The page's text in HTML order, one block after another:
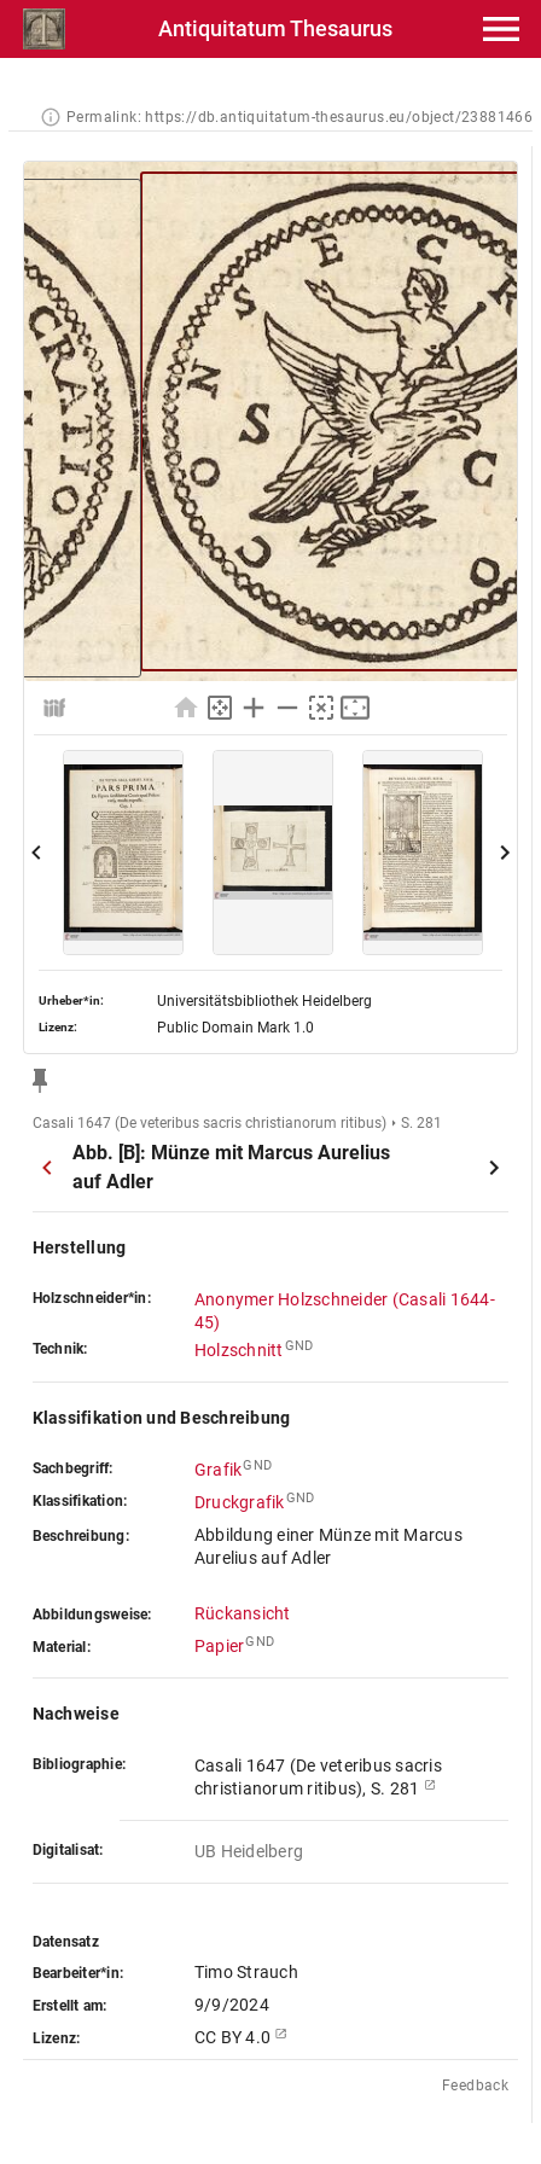
Antiquitatum Thesaurus
Permalink: https://db.antiquitatum-thesaurus.eu/object/23881466
Urheber*in: Universitätsbibliothek Heidelberg
Lizenz: Public Domain Mark 1.0
Casali 1647 (De veteribus sacris christianorum ritibus) S. 281
Abb. [B]: Münze mit Marcus Aurelius
auf Adler
Herstellung
Holzschneider*in:
Anonymer Holzschneider (Casali 1644-
45)
Technik: Holzschnitt GND
Klassifikation und Beschreibung
Sachbegriff: GrafikGND
Klassifikation: DruckgrafikGND
Beschreibung:
Abbildung einer Münze mit Marcus
Aurelius auf Adler
Abbildungsweise: Rückansicht
Material: PapierGND
Nachweise
Bibliographie:
Casali 1647 (De veteribus sacris
christianorum ritibus), S. 281
Digitalisat: UB Heidelberg
Datensatz
Bearbeiter*in:
Timo Strauch
Erstellt am: 9/9/2024
Lizenz: CC BY 4.0
Feedback